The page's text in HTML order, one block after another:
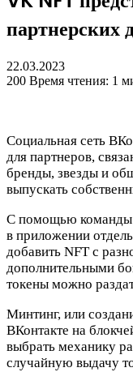
партнерских
22.03.2023
200 Время чтения: 1
Социальная сеть
для партнеров,
бренды, звезды и
выпускать
С помощью команды
в приложении
добавить NFT с
дополнительными
токены можно
Минтинг, или
ВКонтакте на
выбрать механику
случайную выдачу